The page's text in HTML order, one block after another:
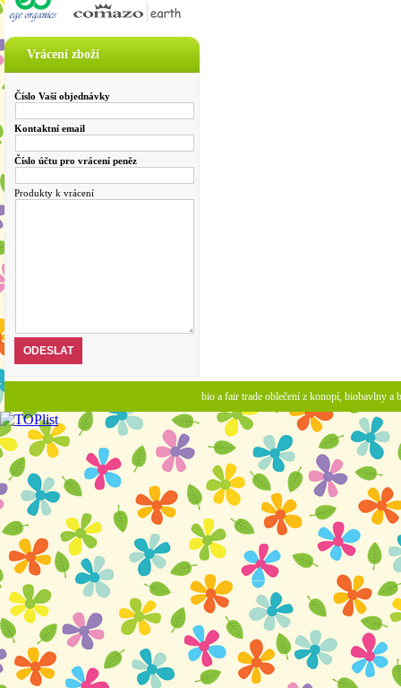
Vrácení zboží
Číslo Vaší objednávky
Kontaktní email
Číslo účtu pro vrácení peněz
Produkty k vrácení
bio a fair trade oblečení z konopí, biobavlny a